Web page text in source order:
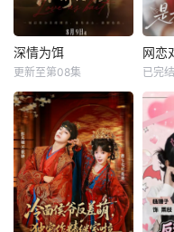
深情为饵
更新至第08集 已完结